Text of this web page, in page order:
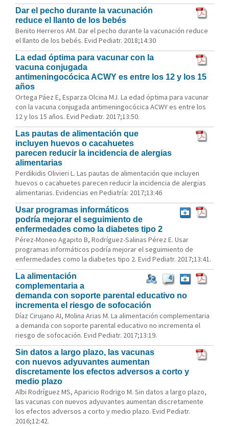
Dar el pecho durante la vacunación
reduce el llanto de los bebés
Benito Herreros AM. Dar el pecho durante la vacunación reduce
el llanto de los bebés. Evid Pediatr. 2018;14:30
La edad óptima para vacunar con la
vacuna conjugada
antimeningocócica ACWY es entre los 12 y los 15
años
Ortega Páez E, Esparza Olcina MJ. La edad óptima para vacunar
con la vacuna conjugada antimeningocócica ACWY es entre los
12 y los 15 años. Evid Pediatr. 2017;13:50.
Las pautas de alimentación que
incluyen huevos o cacahuetes
parecen reducir la incidencia de alergias
alimentarias
Perdikidis Olivieri L. Las pautas de alimentación que incluyen
huevos o cacahuetes parecen reducir la incidencia de alergias
alimentarias. Evidencias en Pediatría: 2017;13:46
Usar programas informáticos
podría mejorar el seguimiento de
enfermedades como la diabetes tipo 2
Pérez-Moneo Agapito B, Rodríguez-Salinas Pérez E. Usar
programas informáticos podría mejorar el seguimiento de
enfermedades como la diabetes tipo 2. Evid Pediatr. 2017;13:41.
4
La alimentación
complementaria a
demanda con soporte parental educativo no
incrementa el riesgo de sofocación
Díaz Cirujano AI, Molina Arias M. La alimentación complementaria
a demanda con soporte parental educativo no incrementa el
riesgo de sofocación. Evid Pediatr. 2017;13:19.
Sin datos a largo plazo, las vacunas
con nuevos adyuvantes aumentan
discretamente los efectos adversos a corto y
medio plazo
Albi Rodríguez MS, Aparicio Rodrigo M. Sin datos a largo plazo,
las vacunas con nuevos adyuvantes aumentan discretamente
los efectos adversos a corto y medio plazo. Evid Pediatr.
2016;12:42.